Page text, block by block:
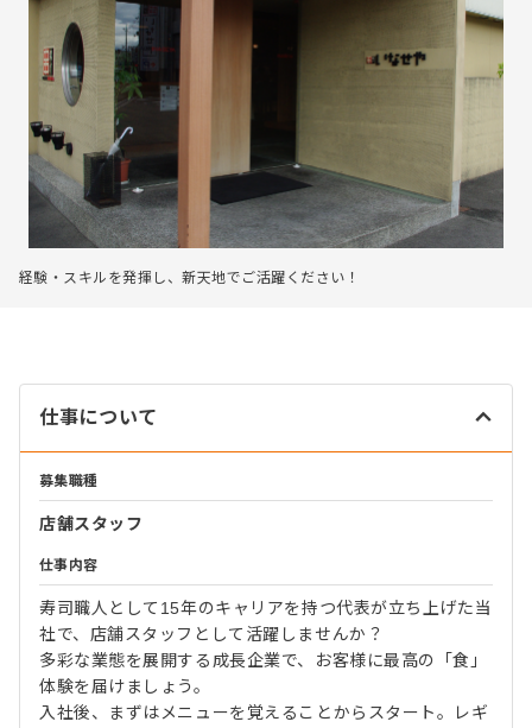
経験・スキルを発揮し、新天地でご活躍ください！
仕事について
募集職種
店舗スタッフ
仕事内容
寿司職人として15年のキャリアを持つ代表が立ち上げた当
社で、店舗スタッフとして活躍しませんか？
多彩な業態を展開する成長企業で、お客様に最高の「食」
体験を届けましょう。
入社後、まずはメニューを覚えることからスタート。レギ